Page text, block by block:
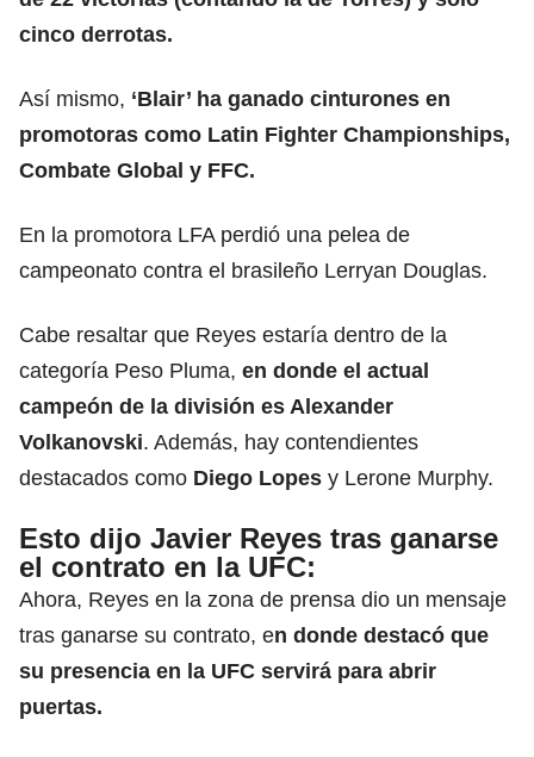
cinco derrotas.
Así mismo, ‘Blair’ ha ganado cinturones en
promotoras como Latin Fighter Championships,
Combate Global y FFC.
En la promotora LFA perdió una pelea de
campeonato contra el brasileño Lerryan Douglas.
Cabe resaltar que Reyes estaría dentro de la
categoría Peso Pluma, en donde el actual
campeón de la división es Alexander
Volkanovski. Además, hay contendientes
destacados como Diego Lopes y Lerone Murphy.
Esto dijo Javier Reyes tras ganarse
el contrato en la UFC:
Ahora, Reyes en la zona de prensa dio un mensaje
tras ganarse su contrato, en donde destacó que
su presencia en la UFC servirá para abrir
puertas.